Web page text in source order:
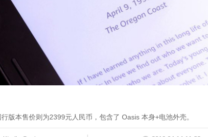
版本售价则为2399元人民币，包含了 Oasis 本身+电池外壳。